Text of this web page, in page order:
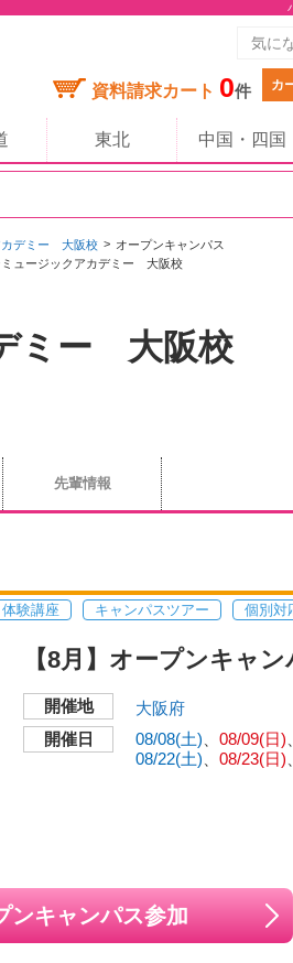
資料請求カート 0件 カ
東北 中国・四国
カデミー 大阪校
オープンキャンパス
ミュージックアカデミー 大阪校
ミー 大阪校
先輩情報
体験講座 キャンパスツアー 個別対
【8月】オープンキャン
開催地
大阪府
開催日
08/08(土) 08/09(日)
08/22(土)
08/23(日)
ンキャンパス参加